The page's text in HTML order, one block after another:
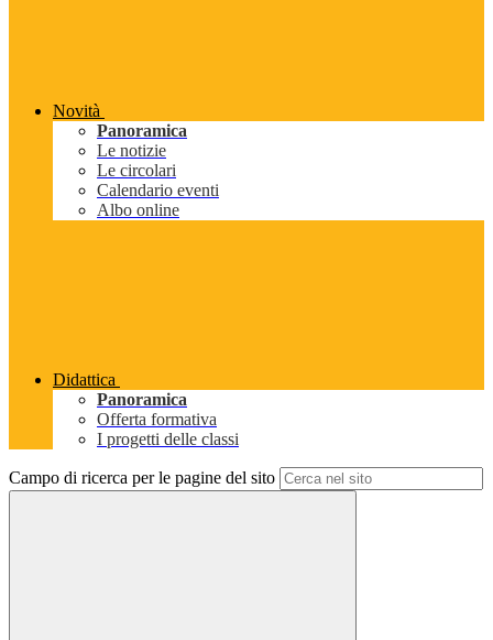
Novità
Panoramica
Le notizie
Le circolari
Calendario eventi
Albo online
Didattica
Panoramica
Offerta formativa
I progetti delle classi
Campo di ricerca per le pagine del sito